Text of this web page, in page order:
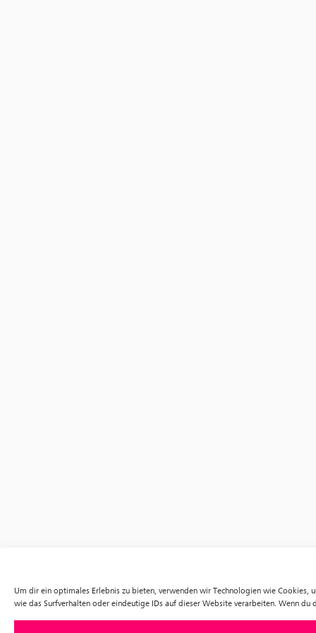
Um dir ein optimales Erlebnis zu bieten, verwenden wir Technologien wie
wie das Surfverhalten oder eindeutige IDs auf dieser Website verarbeiten. Wenn